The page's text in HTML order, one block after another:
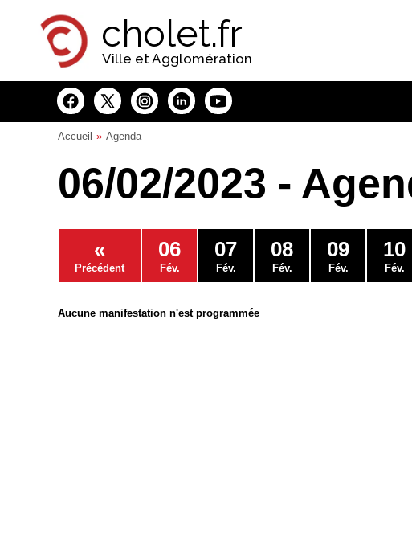
cholet.fr
Ville et Agglomération
Accueil Agenda
06/02/2023 -
«
Précédent
06
Fév.
07
Fév.
08
Fév.
09
Fév.
10
Fév.
Aucune manifestation n'est programmée